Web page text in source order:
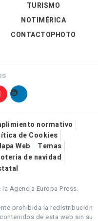
TURISMO
NOTIMÉRICA
CONTACTOPHOTO
normativo
de Cookies
Web
Temas
de navidad
Agencia Europa Press.
prohibida la redistribución
de esta web sin su